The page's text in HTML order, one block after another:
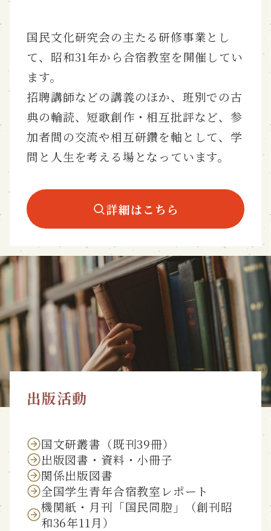
国民文化研究会の主たる研修事業とし
て、昭和31年から合宿教室を開催してい
ます。
招聘講師などの講義のほか、班別での古
典の輪読、短歌創作・相互批評など、参
加者間の交流や相互研鑽を軸として、学
問と人生を考える場となっています。
詳細はこちら
出版活動
国文研叢書（既刊39冊）
出版図書・資料・小冊子
関係出版図書
全国学生青年合宿教室レポート
機関紙・月刊「国民同胞」（創刊昭
和36年11月）